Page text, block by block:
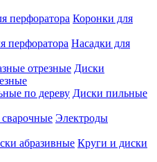
Коронки для
Насадки для
Диски
Диски пильные
Электроды
Круги и диски